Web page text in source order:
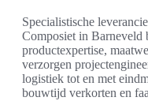
Specialistische
Composiet in Barneveld
productexpertise,
verzorgen
logistiek tot en met
bouwtijd verkorten en